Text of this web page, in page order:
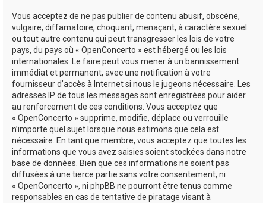
Vous acceptez de ne pas publier de contenu abusif, obscène,
vulgaire, diffamatoire, choquant, menaçant, à caractère sexuel
ou tout autre contenu qui peut transgresser les lois de votre
pays, du pays où « OpenConcerto » est hébergé ou les lois
internationales. Le faire peut vous mener à un bannissement
immédiat et permanent, avec une notification à votre
fournisseur d’accès à Internet si nous le jugeons nécessaire. Les
adresses IP de tous les messages sont enregistrées pour aider
au renforcement de ces conditions. Vous acceptez que
« OpenConcerto » supprime, modifie, déplace ou verrouille
n’importe quel sujet lorsque nous estimons que cela est
nécessaire. En tant que membre, vous acceptez que toutes les
informations que vous avez saisies soient stockées dans notre
base de données. Bien que ces informations ne soient pas
diffusées à une tierce partie sans votre consentement, ni
« OpenConcerto », ni phpBB ne pourront être tenus comme
responsables en cas de tentative de piratage visant à